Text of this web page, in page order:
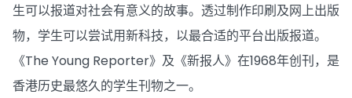
生可以报道对社会有意义的故事。透过制作印刷及网上出版
物，学生可以尝试用新科技，以最合适的平台出版报道。
《The Young Reporter》及《新报人》在1968年创刊，是
香港历史最悠久的学生刊物之一。